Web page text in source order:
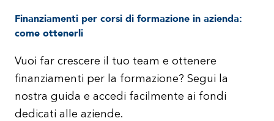
Finanziamenti per corsi di formazione in azienda:
come ottenerli
Vuoi far crescere il tuo team e ottenere
finanziamenti per la formazione? Segui la
nostra guida e accedi facilmente ai fondi
dedicati alle aziende.